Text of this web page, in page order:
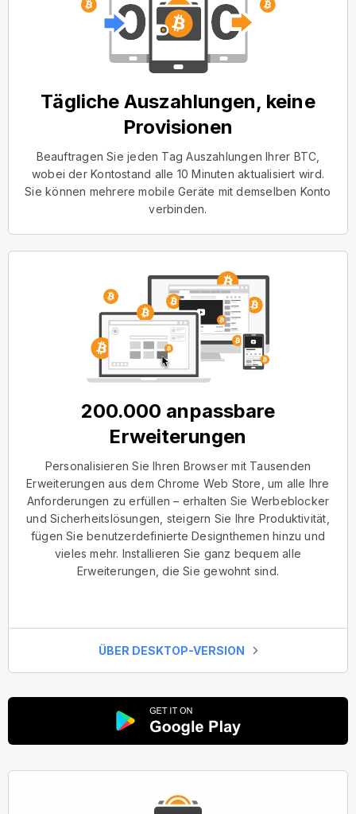
Tägliche Auszahlungen, keine
Provisionen
Beauftragen Sie jeden Tag Auszahlungen Ihrer BTC,
wobei der Kontostand alle 10 Minuten aktualisiert wird.
Sie können mehrere mobile Geräte mit demselben Konto
verbinden.
200.000 anpassbare
Erweiterungen
Personalisieren Sie Ihren Browser mit Tausenden
Erweiterungen aus dem Chrome Web Store, um alle Ihre
Anforderungen zu erfüllen – erhalten Sie Werbeblocker
und Sicherheitslösungen, steigern Sie Ihre Produktivität,
fügen Sie benutzerdefinierte Designthemen hinzu und
vieles mehr. Installieren Sie ganz bequem alle
Erweiterungen, die Sie gewohnt sind.
ÜBER DESKTOP-VERSION